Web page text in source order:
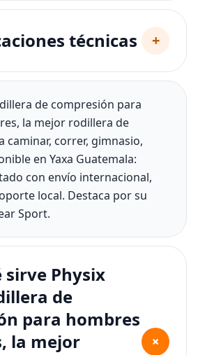
técnicas +
de compresión para
la mejor rodillera de
caminar, correr, gimnasio,
en Yaxa Guatemala:
con envío internacional,
local. Destaca por su
Sport.
sirve Physix
de
para hombres
la mejor
+